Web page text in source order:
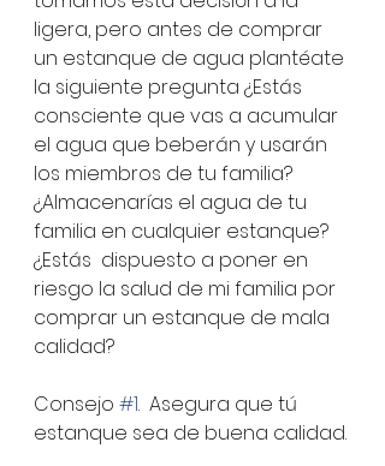
ligera, pero antes de comprar
un estanque de agua plantéate
la siguiente pregunta ¿Estás
consciente que vas a acumular
el agua que beberán y usarán
los miembros de tu familia?
¿Almacenarías el agua de tu
familia en cualquier estanque?
¿Estás  dispuesto a poner en
riesgo la salud de mi familia por
comprar un estanque de mala
calidad?
Consejo #1.  Asegura que tú
estanque sea de buena calidad.